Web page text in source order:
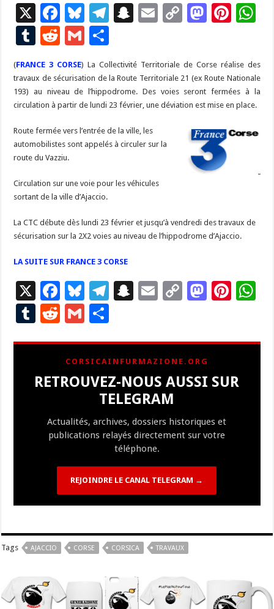
X
F
ac
e
b
o
o
k
Bl
u
es
ky
T
gr
a
m
S
p
c
h
at
E
l
C
y
Li
n
k
M
d
o
n
Pi
es
t
p
p
T
m
bl
r
R
d
di
t
G
ai
l
ar
ta
g
er
(FRANCE 3 CORSE) La Collectivité Territoriale de Corse réalise des
travaux de sécurisation de la Route Territoriale 21 (ex Route Nationale
193) au niveau de l’hippodrome. Des voies seront fermées à la
circulation à partir de lundi 23 février, une déviation est mise en place.
Route fermée vers l’entrée de la ville, les
automobilistes sont appelés à circuler sur la
route du Vazziu.
Circulation sur une voie pour les véhicules
sortant de la ville d’Ajaccio.
La CTC débute dès lundi 23 février et jusqu’à vendredi des travaux de
sécurisation sur la 2X2 voies au niveau de l’hippodrome d’Ajaccio.
LA SUITE SUR FRANCE 3 CORSE
X
F
ac
e
b
o
o
Bl
u
es
ky
T
gr
a
m
S
p
c
h
at
E
l
C
y
Li
n
M
d
n
Pi
es
T
bl
r
R
d
di
t
G
ai
l
ta
g
er
CORSICAINFURMAZIONE.ORG
RETROUVEZ-NOUS AUSSI SUR
TELEGRAM
Actualités, archives, dossiers historiques et
publications relayés directement sur votre
téléphone.
REJOINDRE LE CANAL TELEGRAM →
Tags AJACCIO CORSE CORSICA TRAVAUX